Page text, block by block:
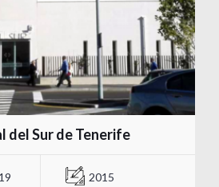
del Sur de Tenerife
2015